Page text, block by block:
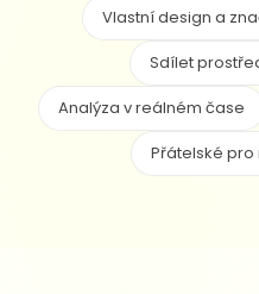
Vlastní design a
Sdílet
Analýza v reálném čase
Přátelské